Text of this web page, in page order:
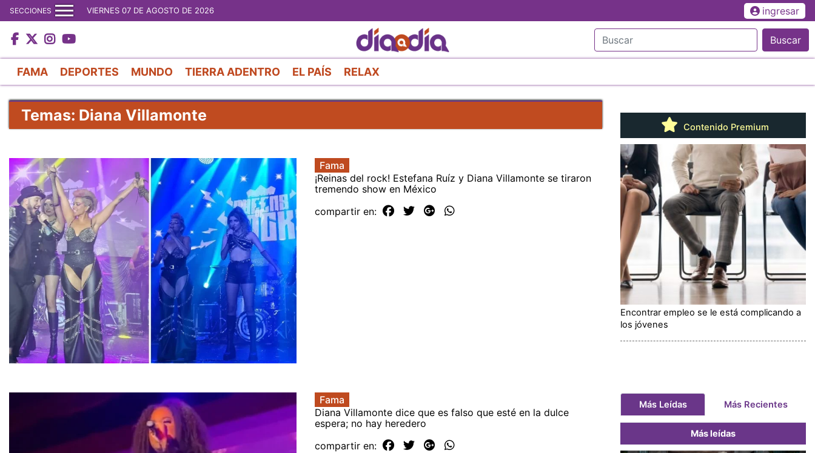
al
contenido
principal
SECCIONES VIERNES 07 DE AGOSTO DE 2026 ingresar
Buscar
FAMA DEPORTES MUNDO TIERRA ADENTRO EL PAÍS RELAX
Temas: Diana Villamonte
Fama
¡Reinas del rock! Estefana Ruíz y Diana Villamonte se tiraron
tremendo show en México
compartir en:
Fama
Diana Villamonte dice que es falso que esté en la dulce
espera; no hay heredero
compartir en:
Contenido Premium
Encontrar empleo se le está complicando a
los jóvenes
Más Leídas Más Recientes
Más leídas